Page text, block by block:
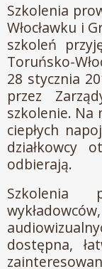
Szkolenia
Włocławku i
szkoleń
Toruńsko-
28 stycznia
przez
szkolenie. Na
ciepłych
działkowcy
odbierają.
Szkolenia
dostępna,